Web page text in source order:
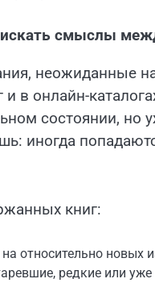
смыслы
неожиданные
в онлайн-
состоянии, но
иногда
книг:
относительно новых
редкие или